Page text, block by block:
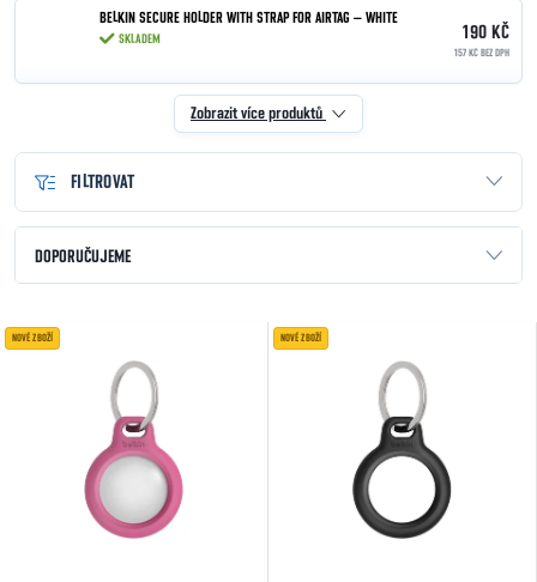
BELKIN SECURE HOLDER WITH STRAP FOR AIRTAG – WHITE
SKLADEM 190 KČ
157 KČ BEZ DPH
Zobrazit více produktů
FILTROVAT
Řazení produktů
DOPORUČUJEME
NEJPRODÁVANĚJŠÍ
ABECEDNĚ
Výpis produktů
NOVÉ ZBOŽÍ NOVÉ ZBOŽÍ